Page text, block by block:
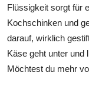
Flüssigkeit sorgt für
Kochschinken und
darauf, wirklich
Käse geht unter und
Möchtest du mehr